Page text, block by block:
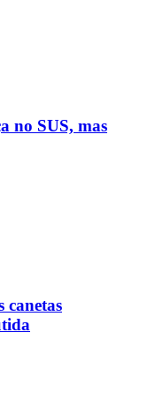
no SUS, mas
canetas